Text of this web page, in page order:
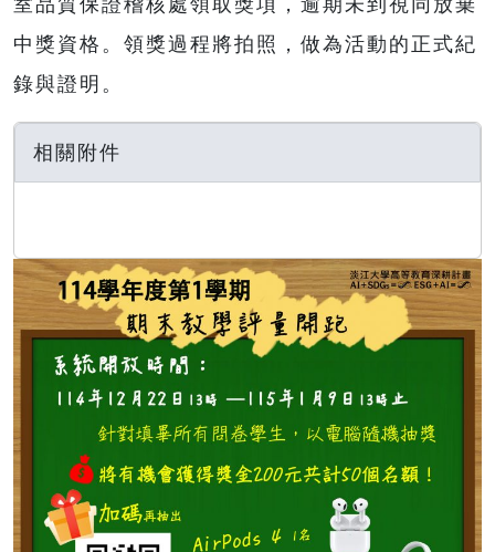
中獎資格。領獎過程將拍照，做為活動的正式紀
錄與證明。
相關附件